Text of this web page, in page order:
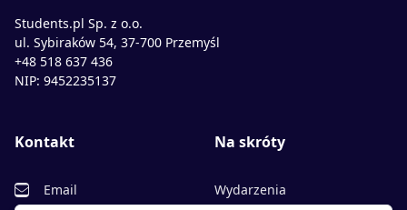
Students.pl Sp. z o.o.
ul. Sybiraków 54, 37-700 Przemyśl
+48 518 637 436
NIP: 9452235137
Kontakt
Email
Na skróty
Wydarzenia